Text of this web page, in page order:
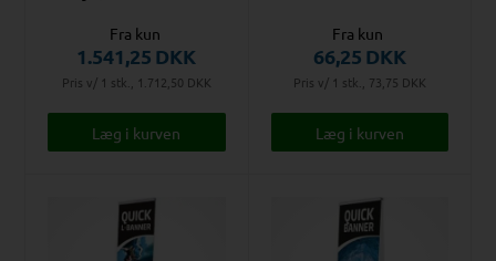
Fra kun
1.541,25 DKK
Pris v/ 1 stk., 1.712,50 DKK
Fra kun
66,25 DKK
Pris v/ 1 stk., 73,75 DKK